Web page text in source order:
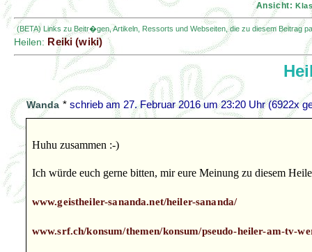
Ansicht:
(BETA) Links zu Beitr�gen, Artikeln, Ressorts und Webseiten, die zu diesem Beitrag
Heilen: Reiki (wiki)
Wanda * schrieb am 27. Februar 2016 um 23:20 Uhr(6922x
Huhu zusammen :-)
Ich würde euch gerne bitten, mir eure Meinung zu diesem
www.geistheiler-sananda.net/heiler-sananda/
www.srf.ch/konsum/themen/konsum/pseudo-heiler-am-tv-